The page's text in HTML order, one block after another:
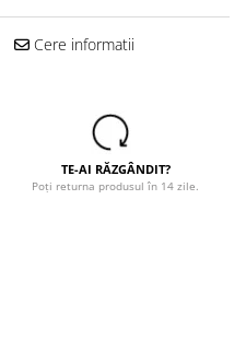
Cere informatii
TE-AI RĂZGÂNDIT?
Poți returna produsul în 14 zile.